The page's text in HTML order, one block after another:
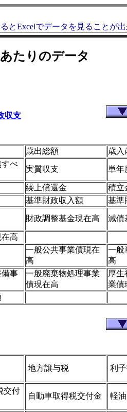
とExcelでデータを見ることが
たりのデータ
収支
歳出総額
歳入
すべ
実質収支 単年
繰上償還金
積立
基準財政収入額 基準
財政調整基金現在高 減債
高
一般公共事業債現在
高
一般
高
事
一般廃棄物処理事業
債現在高
厚生
業債
地方譲与税 利
交付
自動車取得税交付金 軽